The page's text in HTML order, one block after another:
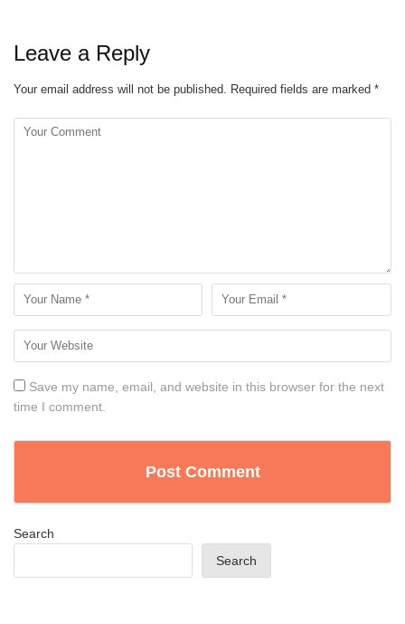
Leave a Reply
Your email address will not be published. Required fields are marked *
Save my name, email, and website in this browser for the next
time I comment.
Search
Search